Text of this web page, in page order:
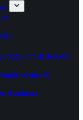
designs
Airplanes